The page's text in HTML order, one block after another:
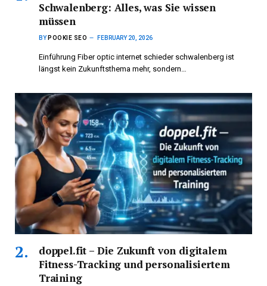
Schwalenberg: Alles, was Sie wissen
müssen
BY POOKIE SEO FEBRUARY 20, 2026
Einführung Fiber optic internet schieder schwalenberg ist
längst kein Zukunftsthema mehr, sondern…
doppel.fit – Die Zukunft von digitalem
Fitness-Tracking und personalisiertem
Training